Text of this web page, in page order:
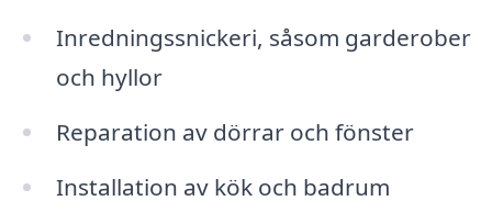
Inredningssnickeri, såsom garderober
och hyllor
Reparation av dörrar och fönster
Installation av kök och badrum